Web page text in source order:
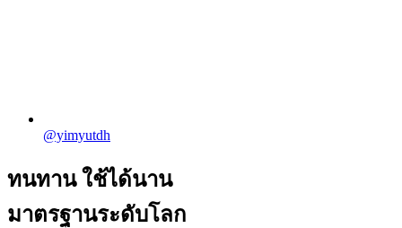
@yimyutdh
ทนทาน ใช้ได้นาน
มาตรฐานระดับโลก